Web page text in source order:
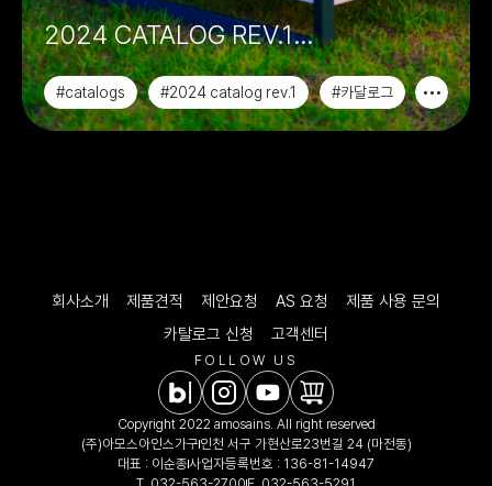
2024 CATALOG REV.1
아모스아인스가구
#catalogs #2024 catalog rev.1
#카달로그
#매거진
회사소개 제품견적 제안요청 AS 요청
제품 사용 문의
카탈로그 신청
고객센터
FOLLOW US
Copyright 2022 amosains. All right reserved
(주)아모스아인스가구인천 서구 가현산로23번길 24 (마전동)
대표 : 이순종사업자등록번호 : 136-81-14947